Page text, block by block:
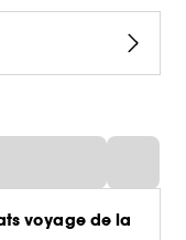
voyage de la